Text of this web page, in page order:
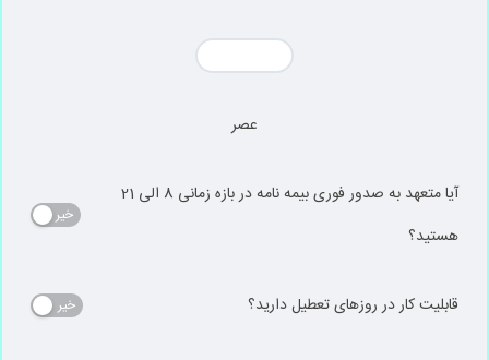
عصر
آیا متعهد به صدور فوری بیمه نامه در بازه زمانی 8 الی 21
هستید؟
خیر
قابلیت کار در روزهای تعطیل دارید؟ خیر